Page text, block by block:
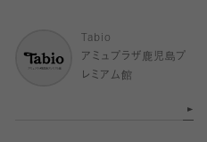
Tabio
アミュプラザ鹿児島プ
レミアム館